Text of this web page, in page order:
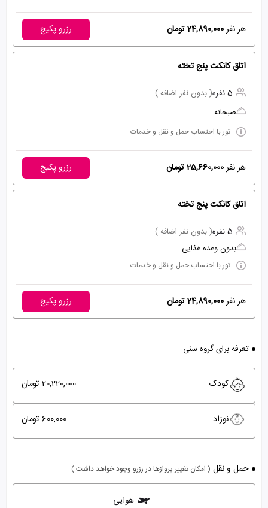
هر نفر24,890,000 تومان رزرو پکیج
اتاق کانکت پنج تخته
5 نفره
( بدون نفر اضافه )
صبحانه
تور با احتساب حمل و نقل و خدمات
هر نفر25,660,000 تومان رزرو پکیج
اتاق کانکت پنج تخته
5 نفره
( بدون نفر اضافه )
بدون وعده غذایی
تور با احتساب حمل و نقل و خدمات
هر نفر24,890,000 تومان رزرو پکیج
تعرفه برای گروه سنی
کودک 20,220,000 تومان
نوزاد 600,000 تومان
حمل و نقل ( امکان تغییر پروازها در رزرو وجود خواهد داشت )
هوایی